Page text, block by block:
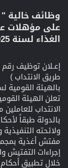
وظائف خالية
على مؤهلات
الغذاء لسنة 2025​
طريق الانتداب )
بالهيئة القومية
تعلن الهيئة
الانتداب
ولائحته
مفتش أغذية
إجراءات التفتيش
خلال تطبيق أحكام